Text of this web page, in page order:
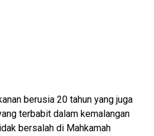
berusia 20 tahun yang juga
terbabit dalam kemalangan
bersalah di Mahkamah